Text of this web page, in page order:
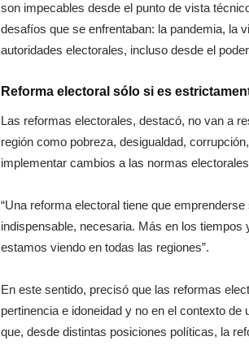
son impecables desde el punto de vista
desafíos que se enfrentaban: la pandemia, la
autoridades electorales, incluso desde el
Reforma electoral sólo si es
Las reformas electorales, destacó, no van a
región como pobreza, desigualdad,
implementar cambios a las normas
“Una reforma electoral tiene que
indispensable, necesaria. Más en los
estamos viendo en todas las regiones”.
En este sentido, precisó que las reformas
pertinencia e idoneidad y no en el contexto
que, desde distintas posiciones políticas, la